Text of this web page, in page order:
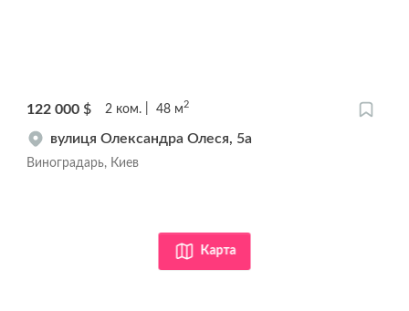
Карта
122 000 $ 2 ком. 48 м2
вулиця Олександра Олеся, 5а
Виноградарь, Киев